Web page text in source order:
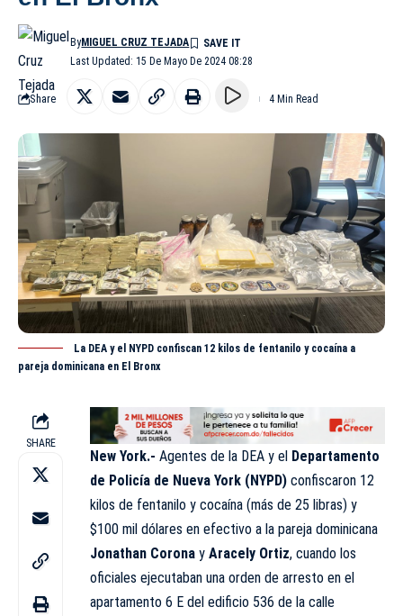
Last Updated: 15 De Mayo De 2024 08:28
ByMIGUEL CRUZ TEJADA
Share 4 Min Read
La DEA y el NYPD confiscan 12 kilos de fentanilo y cocaína a
pareja dominicana en El Bronx
SHARE
New York.- Agentes de la DEA y el Departamento
de Policía de Nueva York (NYPD) confiscaron 12
kilos de fentanilo y cocaína (más de 25 libras) y
$100 mil dólares en efectivo a la pareja dominicana
Jonathan Corona y Aracely Ortiz, cuando los
oficiales ejecutaban una orden de arresto en el
apartamento 6 E del edificio 536 de la calle